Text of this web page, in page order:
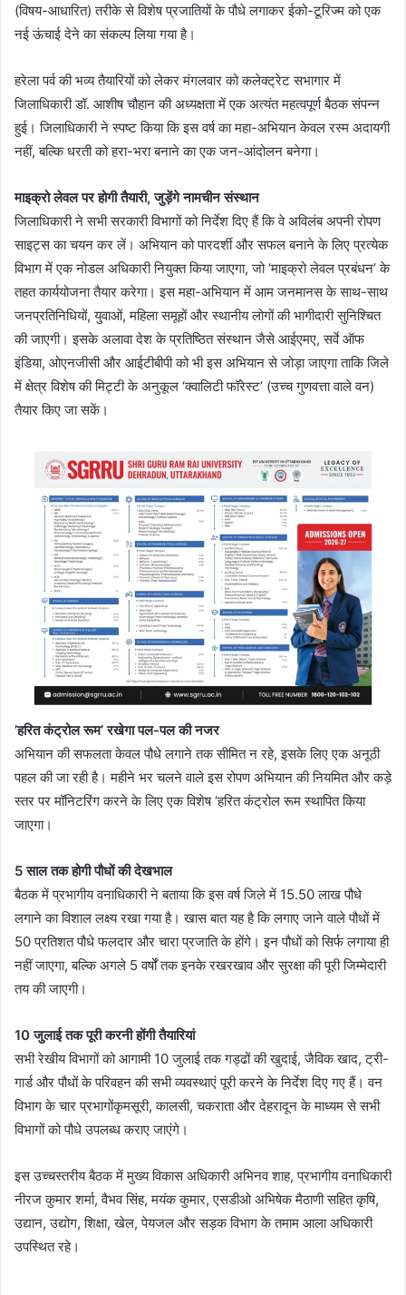
(विषय-आधारित) तरीके से विशेष प्रजातियों के पौधे लगाकर ईको-टूरिज्म को एक
नई ऊंचाई देने का संकल्प लिया गया है।
हरेला पर्व की भव्य तैयारियों को लेकर मंगलवार को कलेक्ट्रेट सभागार में
जिलाधिकारी डॉ. आशीष चौहान की अध्यक्षता में एक अत्यंत महत्वपूर्ण बैठक संपन्न
हुई। जिलाधिकारी ने स्पष्ट किया कि इस वर्ष का महा-अभियान केवल रस्म अदायगी
नहीं, बल्कि धरती को हरा-भरा बनाने का एक जन-आंदोलन बनेगा।
माइक्रो लेवल पर होगी तैयारी, जुड़ेंगे नामचीन संस्थान
जिलाधिकारी ने सभी सरकारी विभागों को निर्देश दिए हैं कि वे अविलंब अपनी रोपण
साइट्स का चयन कर लें। अभियान को पारदर्शी और सफल बनाने के लिए प्रत्येक
विभाग में एक नोडल अधिकारी नियुक्त किया जाएगा, जो ‘माइक्रो लेवल प्रबंधन’ के
तहत कार्ययोजना तैयार करेगा। इस महा-अभियान में आम जनमानस के साथ-साथ
जनप्रतिनिधियों, युवाओं, महिला समूहों और स्थानीय लोगों की भागीदारी सुनिश्चित
की जाएगी। इसके अलावा देश के प्रतिष्ठित संस्थान जैसे आईएमए, सर्वे ऑफ
इंडिया, ओएनजीसी और आईटीबीपी को भी इस अभियान से जोड़ा जाएगा ताकि जिले
में क्षेत्र विशेष की मिट्टी के अनुकूल ‘क्वालिटी फॉरेस्ट’ (उच्च गुणवत्ता वाले वन)
तैयार किए जा सकें।
’हरित कंट्रोल रूम’ रखेगा पल-पल की नजर
अभियान की सफलता केवल पौधे लगाने तक सीमित न रहे, इसके लिए एक अनूठी
पहल की जा रही है। महीने भर चलने वाले इस रोपण अभियान की नियमित और कड़े
स्तर पर मॉनिटरिंग करने के लिए एक विशेष ‘हरित कंट्रोल रूम स्थापित किया
जाएगा।
5 साल तक होगी पौधों की देखभाल
बैठक में प्रभागीय वनाधिकारी ने बताया कि इस वर्ष जिले में 15.50 लाख पौधे
लगाने का विशाल लक्ष्य रखा गया है। खास बात यह है कि लगाए जाने वाले पौधों में
50 प्रतिशत पौधे फलदार और चारा प्रजाति के होंगे। इन पौधों को सिर्फ लगाया ही
नहीं जाएगा, बल्कि अगले 5 वर्षों तक इनके रखरखाव और सुरक्षा की पूरी जिम्मेदारी
तय की जाएगी।
10 जुलाई तक पूरी करनी होंगी तैयारियां
सभी रेखीय विभागों को आगामी 10 जुलाई तक गड्ढों की खुदाई, जैविक खाद, ट्री-
गार्ड और पौधों के परिवहन की सभी व्यवस्थाएं पूरी करने के निर्देश दिए गए हैं। वन
विभाग के चार प्रभागोंकृमसूरी, कालसी, चकराता और देहरादून के माध्यम से सभी
विभागों को पौधे उपलब्ध कराए जाएंगे।
इस उच्चस्तरीय बैठक में मुख्य विकास अधिकारी अभिनव शाह, प्रभागीय वनाधिकारी
नीरज कुमार शर्मा, वैभव सिंह, मयंक कुमार, एसडीओ अभिषेक मैठाणी सहित कृषि,
उद्यान, उद्योग, शिक्षा, खेल, पेयजल और सड़क विभाग के तमाम आला अधिकारी
उपस्थित रहे।